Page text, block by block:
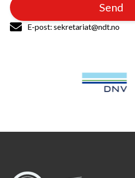
Send
E-post: sekretariat@ndt.no